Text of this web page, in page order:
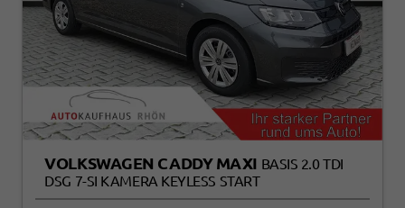
VOLKSWAGEN CADDY MAXI BASIS 2.0 TDI
DSG 7-SI KAMERA KEYLESS START